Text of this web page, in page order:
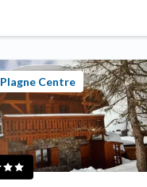
Plagne Centre